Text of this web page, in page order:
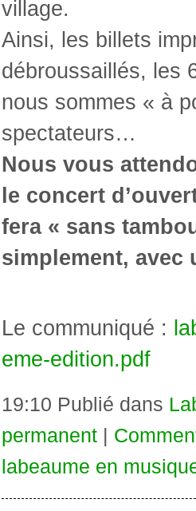
village.
Ainsi, les billets
débroussaillés, les
nous sommes « à
spectateurs…
Nous vous
le concert
fera « sans
simplement, avec
Le communiqué :
eme-edition.pdf
19:10 Publié dans
permanent
labeaume en